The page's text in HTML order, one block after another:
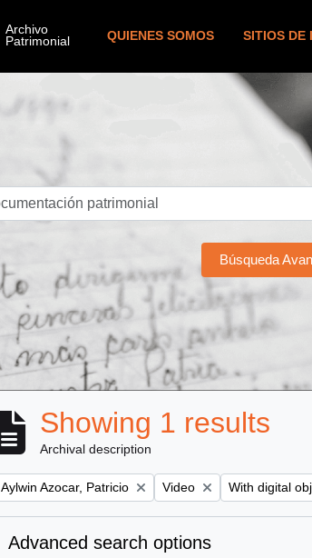
QUIENES SOMOS SITIOS DE
Búsqueda
Showing 1 results
Archival description
Remove filter:
Aylwin Azocar, Patricio Remove filter:
Video Remove filter:
With digital
Advanced search options